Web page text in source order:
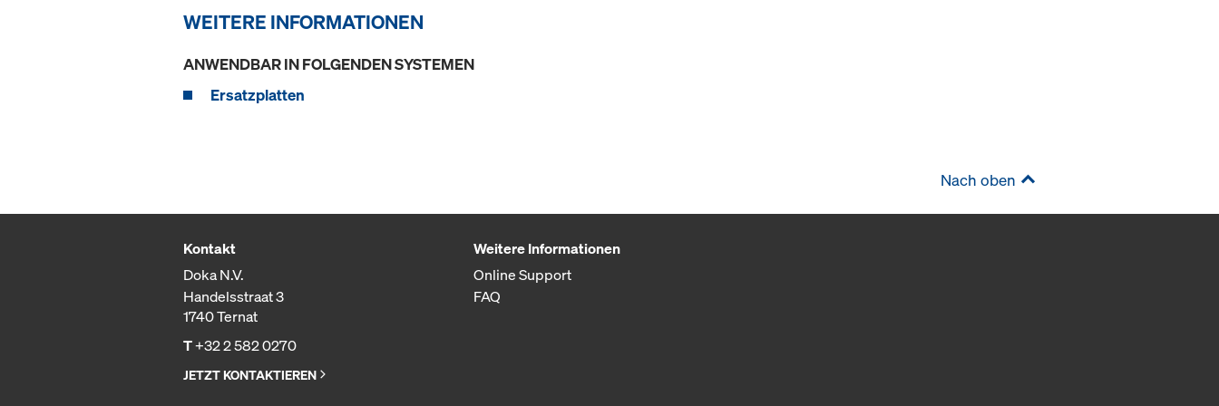
WEITERE INFORMATIONEN
ANWENDBAR IN FOLGENDEN SYSTEMEN
Ersatzplatten
Nach oben
Kontakt
Doka N.V.
Handelsstraat 3
1740 Ternat
T+32 2 582 0270
JETZT KONTAKTIEREN
Weitere Informationen
Online Support
FAQ